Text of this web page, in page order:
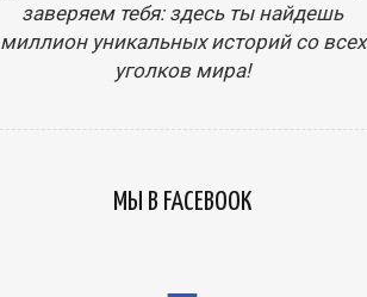
заверяем тебя: здесь ты найдешь
миллион уникальных историй со всех
уголков мира!
МЫ В FACEBOOK